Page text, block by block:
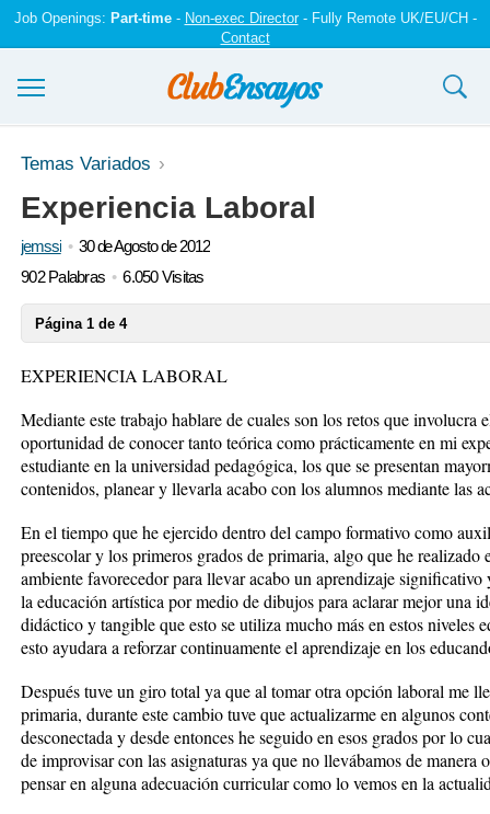
Job Openings: Part-time- Non-exec Director- Fully Remote UK/EU/CH -
Contact
Ensayos y trabajos
Registrarse
Iniciar sesión
Temas Variados
Experiencia Laboral
jemssi
30 de Agosto de 2012
902 Palabras
6.050 Visitas
Página 1 de 4
EXPERIENCIA LABORAL
Mediante este trabajo hablare de cuales son los retos que involucra
oportunidad de conocer tanto teórica como prácticamente en mi
estudiante en la universidad pedagógica, los que se presentan
contenidos, planear y llevarla acabo con los alumnos mediante las
En el tiempo que he ejercido dentro del campo formativo como
preescolar y los primeros grados de primaria, algo que he
ambiente favorecedor para llevar acabo un aprendizaje significativo
la educación artística por medio de dibujos para aclarar mejor una
didáctico y tangible que esto se utiliza mucho más en estos niveles
esto ayudara a reforzar continuamente el aprendizaje en los
Después tuve un giro total ya que al tomar otra opción laboral me
primaria, durante este cambio tuve que actualizarme en algunos
desconectada y desde entonces he seguido en esos grados por lo
de improvisar con las asignaturas ya que no llevábamos de
pensar en alguna adecuación curricular como lo vemos en la